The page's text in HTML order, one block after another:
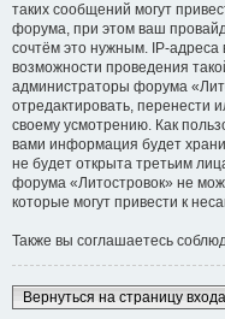
таких сообщений могут
форума, при этом ваш
сочтём это нужным. IP-
возможности проведения
администраторы форума
отредактировать, перенести
своему усмотрению. Как
вами информация будет
не будет открыта третьим
форума «Литостровок» не
которые могут привести к
Также вы соглашаетесь
Вернуться на страницу входа